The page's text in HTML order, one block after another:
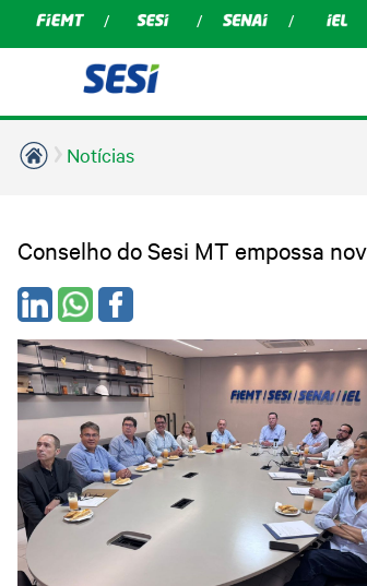
Notícias
Conselho do Sesi MT empossa